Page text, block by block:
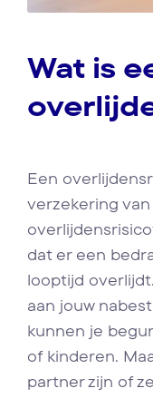
Wat is
Een
verzekering
dat er een
looptijd
aan jouw
kunnen je
of kinderen.
partner zijn of